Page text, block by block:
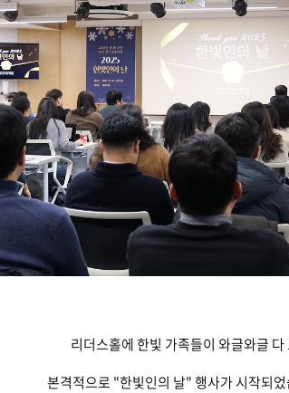
리더스홀에 한빛 가족들이 와글와글
본격적으로 "한빛인의 날" 행사가 시작되